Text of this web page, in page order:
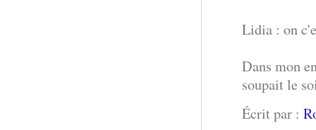
Lidia : on
Dans mon
soupait le
Écrit par :